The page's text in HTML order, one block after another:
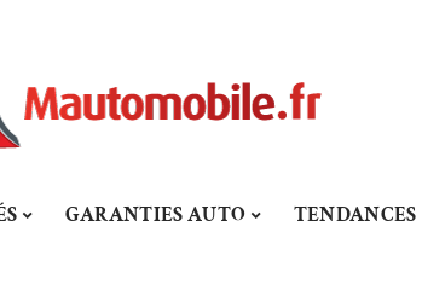
GARANTIES AUTO TENDANCES